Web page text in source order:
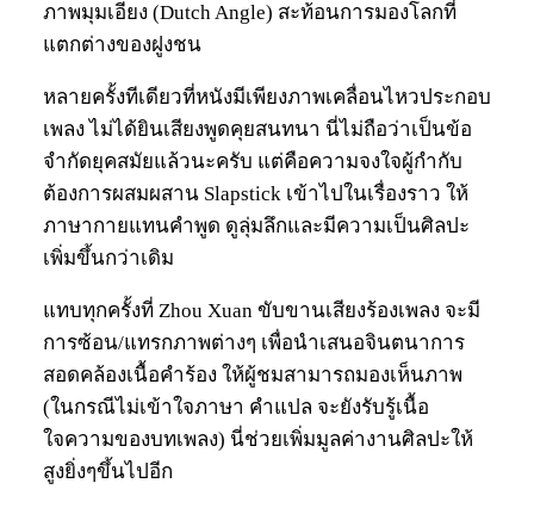
ภาพมุมเอียง (Dutch Angle) สะท้อนการมองโลกที่
แตกต่างของฝูงชน
หลายครั้งทีเดียวที่หนังมีเพียงภาพเคลื่อนไหวประกอบ
เพลง ไม่ได้ยินเสียงพูดคุยสนทนา นี่ไม่ถือว่าเป็นข้อ
จำกัดยุคสมัยแล้วนะครับ แต่คือความจงใจผู้กำกับ
ต้องการผสมผสาน Slapstick เข้าไปในเรื่องราว ให้
ภาษากายแทนคำพูด ดูลุ่มลึกและมีความเป็นศิลปะ
เพิ่มขึ้นกว่าเดิม
แทบทุกครั้งที่ Zhou Xuan ขับขานเสียงร้องเพลง จะมี
การซ้อน/แทรกภาพต่างๆ เพื่อนำเสนอจินตนาการ
สอดคล้องเนื้อคำร้อง ให้ผู้ชมสามารถมองเห็นภาพ
(ในกรณีไม่เข้าใจภาษา คำแปล จะยังรับรู้เนื้อ
ใจความของบทเพลง) นี่ช่วยเพิ่มมูลค่างานศิลปะให้
สูงยิ่งๆขึ้นไปอีก